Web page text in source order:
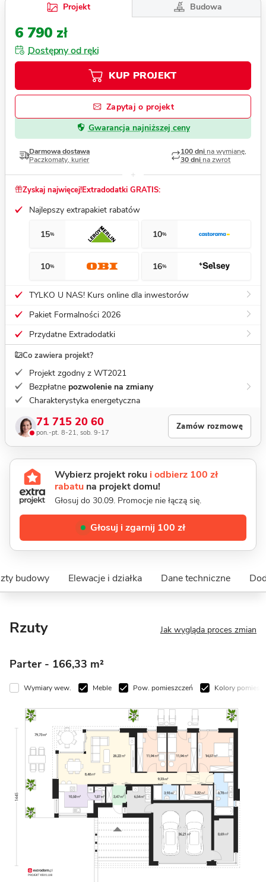
Projekt Budowa
6 790 zł
Dostępny od ręki
KUP PROJEKT
Zapytaj o projekt
Gwarancja najniższej ceny
Darmowa dostawa
Paczkomaty, kurier
100 dni na wymianę,
30 dni na zwrot
Zyskaj najwięcej!Extradodatki GRATIS:
Najlepszy extrapakiet rabatów
15% 10%
10% 16%
TYLKO U NAS! Kurs online dla inwestorów
Pakiet Formalności 2026
Przydatne Extradodatki
Co zawiera projekt?
Projekt zgodny z WT2021
Bezpłatne pozwolenie na zmiany
Charakterystyka energetyczna
71 715 20 60
pon.-pt. 8-21, sob. 9-17
Zamów rozmowę
Wybierz projekt roku i odbierz 100 zł
rabatu na projekt domu!
Głosuj do 30.09. Promocje nie łączą się.
Głosuj i zgarnij 100 zł
budowy Elewacje i działka Dane techniczne
Rzuty Jak wygląda proces zmian
Parter - 166,33 m²
Wymiary wew. Meble Pow. pomieszczeń Kolory